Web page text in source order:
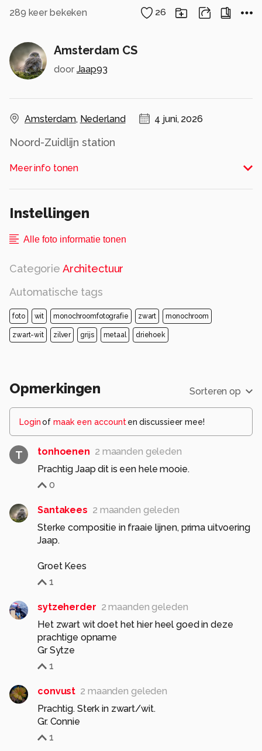
289 keer bekeken 26
Amsterdam CS
door Jaap93
Amsterdam, Nederland 4 juni, 2026
Noord-Zuidlijn station
Alle rechten voorbehouden
Meer info tonen
Instellingen
Alle foto informatie tonen
Categorie Architectuur
Automatische tags
foto wit monochroomfotografie zwart monochroom
zwart-wit zilver grijs metaal driehoek
Opmerkingen Sorteren op
Loginof maak een account en discussieer mee!
T tonhoenen 2 maanden geleden
Prachtig Jaap dit is een hele mooie.
0
Santakees 2 maanden geleden
Sterke compositie in fraaie lijnen, prima uitvoering
Jaap.
Groet Kees
1
sytzeherder 2 maanden geleden
Het zwart wit doet het hier heel goed in deze
prachtige opname
Gr Sytze
1
convust 2 maanden geleden
Prachtig. Sterk in zwart/wit.
Gr. Connie
1